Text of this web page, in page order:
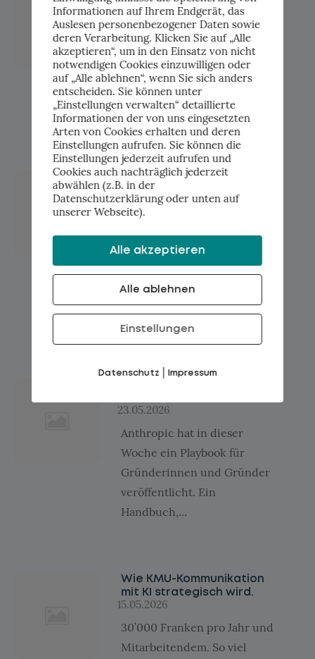
verständlich wird
4.06.2026
Der EU AI Act ist da. Und mit
ihm eine Frage, die viele KMU
derzeit beschäftigt: Was
bedeutet das eigentlich...
Die Architektur-Frage, die
es früh zu entscheiden
gilt.
29.05.2026
Drei Wochen Diskussion über
KI-Modell-Wahl. Zehn
Minuten Diskussion über
die...
23.05.2026
Anthropic hat in dieser
Woche ein Playbook für
Gründerinnen und Gründer
veröffentlicht. Ein
Handbuch,...
Wie KMU-Kommunikation
mit KI strategisch wird.
15.05.2026
30’000 Franken pro Jahr und
Mitarbeitendem. So viel
Informationen auf Ihrem Endgerät, das
Auslesen personenbezogener Daten sowie
deren Verarbeitung. Klicken Sie auf „Alle
akzeptieren“, um in den Einsatz von nicht
notwendigen Cookies einzuwilligen oder
auf „Alle ablehnen“, wenn Sie sich anders
entscheiden. Sie können unter
„Einstellungen verwalten“ detaillierte
Informationen der von uns eingesetzten
Arten von Cookies erhalten und deren
Einstellungen aufrufen. Sie können die
Einstellungen jederzeit aufrufen und
Cookies auch nachträglich jederzeit
abwählen (z.B. in der
Datenschutzerklärung oder unten auf
unserer Webseite).
Alle akzeptieren
Alle ablehnen
Einstellungen
Datenschutz | Impressum